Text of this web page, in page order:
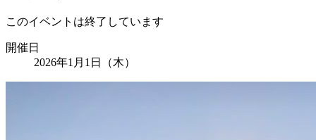
このイベントは終了しています
開催日
2026年1月1日（木）